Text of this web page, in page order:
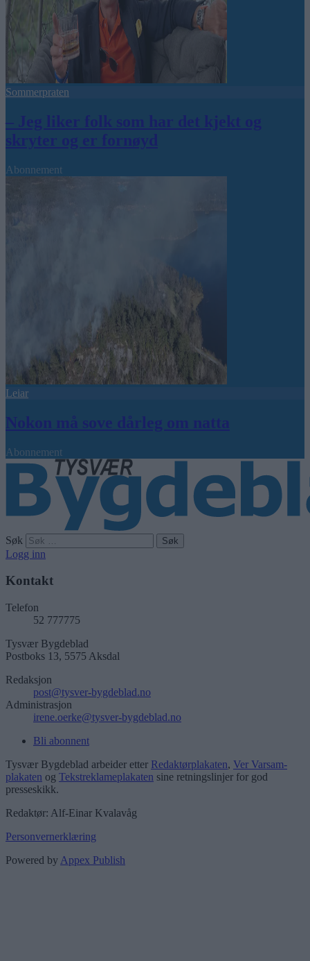
Sommerpraten
– Jeg liker folk som har det kjekt og
skryter og er fornøyd
Abonnement
Leiar
Nokon må sove dårleg om natta
Abonnement
Søk
Logg inn
Kontakt
Telefon
52 777775
Tysvær Bygdeblad
Postboks 13, 5575 Aksdal
Redaksjon
post@tysver-bygdeblad.no
Administrasjon
irene.oerke@tysver-bygdeblad.no
Bli abonnent
Tysvær Bygdeblad arbeider etter Redaktørplakaten, Ver Varsam-
plakaten og Tekstreklameplakaten sine retningslinjer for god
presseskikk.
Redaktør: Alf-Einar Kvalavåg
Personvernerklæring
Powered by Appex Publish